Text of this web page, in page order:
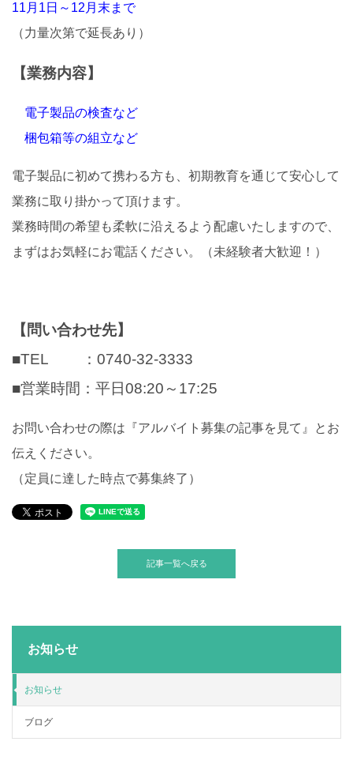
11月1日～12月末まで
（力量次第で延長あり）
【業務内容】
電子製品の検査など
梱包箱等の組立など
電子製品に初めて携わる方も、初期教育を通じて安心して
業務に取り掛かって頂けます。
業務時間の希望も柔軟に沿えるよう配慮いたしますので、
まずはお気軽にお電話ください。（未経験者大歓迎！）
【問い合わせ先】
■TEL ：0740-32-3333
■営業時間：平日08:20～17:25
お問い合わせの際は『アルバイト募集の記事を見て』とお
伝えください。
（定員に達した時点で募集終了）
記事一覧へ戻る
お知らせ
お知らせ
ブログ